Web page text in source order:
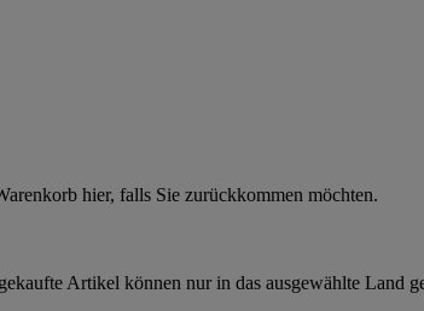
hier, falls Sie zurückkommen möchten.
Artikel können nur in das ausgewählte Land